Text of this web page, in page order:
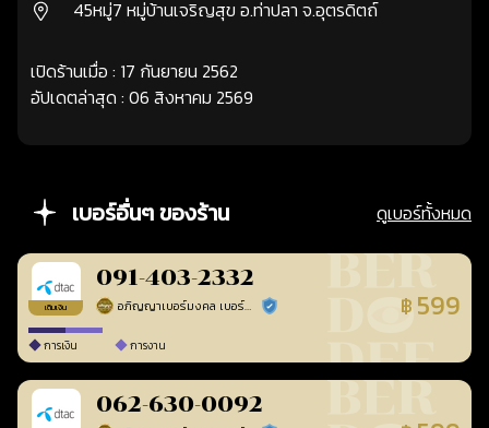
45หมู่7 หมู่บ้านเจริญสุข อ.ท่าปลา จ.อุตรดิตถ์
เปิดร้านเมื่อ : 17 กันยายน 2562
อัปเดตล่าสุด : 06 สิงหาคม 2569
เบอร์อื่นๆ ของร้าน ดูเบอร์ทั้งหมด
เติมเงิน
091-403-2332
อภิญญาเบอร์มงคล เบอร์สวยเลขศาสตร์ ร้านยืนยันแล้ว ฿ 599
การเงิน การงาน
062-630-0092